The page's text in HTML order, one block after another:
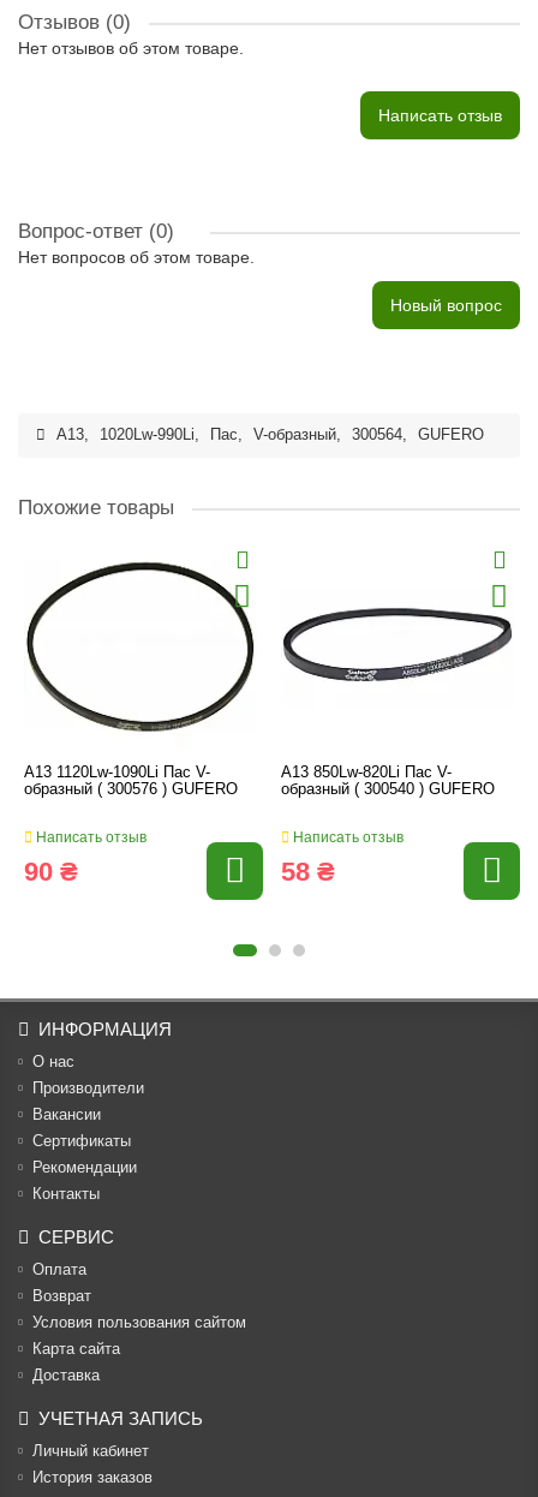
Отзывов (0)
Нет отзывов об этом товаре.
Написать отзыв
Вопрос-ответ (0)
Нет вопросов об этом товаре.
Новый вопрос
A13, 1020Lw-990Li, Пас, V-образный, 300564, GUFERO
Похожие товары
A13 1120Lw-1090Li Пас V-
образный ( 300576 ) GUFERO
Написать отзыв
90 ₴
A13 850Lw-820Li Пас V-
образный ( 300540 ) GUFERO
Написать отзыв
58 ₴
ИНФОРМАЦИЯ
О нас
Производители
Вакансии
Cертификаты
Рекомендации
Контакты
СЕРВИС
Оплата
Возврат
Условия пользования сайтом
Карта сайта
Доставка
УЧЕТНАЯ ЗАПИСЬ
Личный кабинет
История заказов